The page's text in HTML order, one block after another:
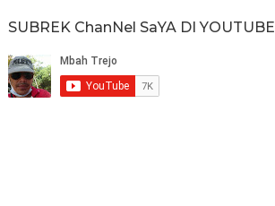
SUBREK ChanNel SaYA DI YOUTUBE